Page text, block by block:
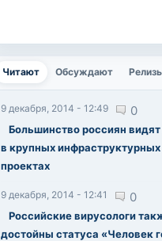
Читают
(активная вкладка)
Обсуждают
9 декабря, 2014 - 12:49 0
Большинство россиян видят
в крупных инфраструктурных
проектах
9 декабря, 2014 - 12:41 0
Российские вирусологи
достойны статуса «Человек